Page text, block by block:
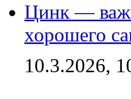
Цинк —
хорошего
10.3.2026,